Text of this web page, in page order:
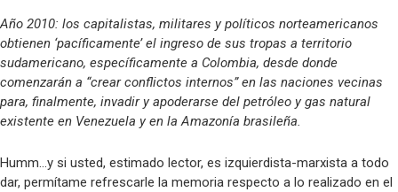
Año 2010: los capitalistas, militares y políticos norteamericanos
obtienen ‘pacíficamente’ el ingreso de sus tropas a territorio
sudamericano, específicamente a Colombia, desde donde
comenzarán a “crear conflictos internos” en las naciones vecinas
para, finalmente, invadir y apoderarse del petróleo y gas natural
existente en Venezuela y en la Amazonía brasileña.
Humm…y si usted, estimado lector, es izquierdista-marxista a todo
dar, permítame refrescarle la memoria respecto a lo realizado en el